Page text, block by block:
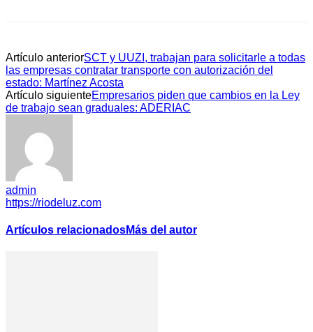
Artículo anteriorSCT y UUZI, trabajan para solicitarle a todas
las empresas contratar transporte con autorización del
estado: Martínez Acosta
Artículo siguienteEmpresarios piden que cambios en la Ley
de trabajo sean graduales: ADERIAC
admin
https://riodeluz.com
Artículos relacionadosMás del autor